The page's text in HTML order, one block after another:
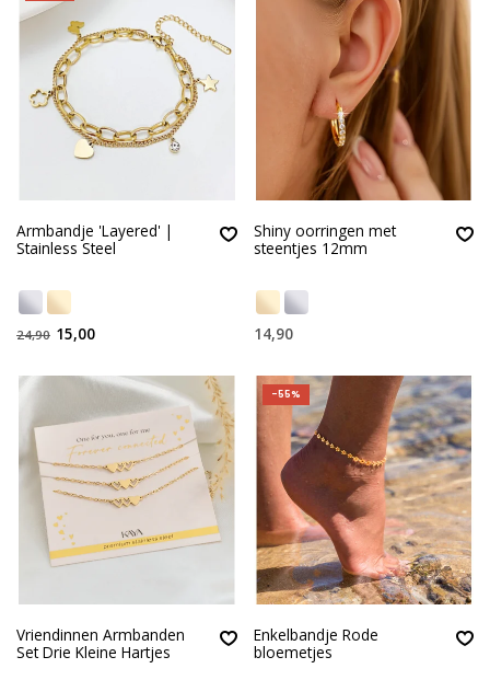
Armbandje 'Layered' |
Stainless Steel
24,90 15,00
Shiny oorringen met
steentjes 12mm
14,90
Vriendinnen Armbanden
Set Drie Kleine Hartjes
-55%
Enkelbandje Rode
bloemetjes